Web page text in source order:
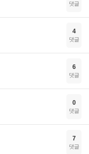
댓글
4
댓글
6
댓글
0
댓글
7
댓글